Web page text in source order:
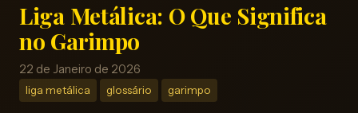
Liga Metálica: O Que Significa
no Garimpo
22 de Janeiro de 2026
liga metálica glossário garimpo